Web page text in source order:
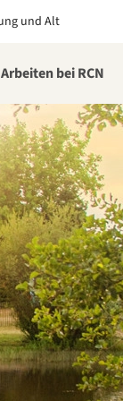
und Alt
Arbeiten bei RCN